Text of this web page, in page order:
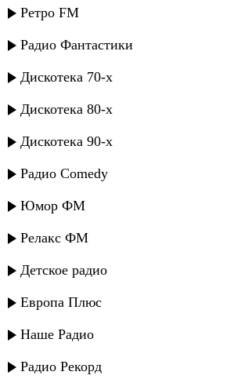
Ретро FM
Радио Фантастики
Дискотека 70-х
Дискотека 80-х
Дискотека 90-х
Радио Comedy
Юмор ФМ
Релакс ФМ
Детское радио
Европа Плюс
Наше Радио
Радио Рекорд
Сувар группа - Лезгинка ягъ гада
Гапцах группа - Милена
Тайфун группа - Зимний вечер
Мирес группа - Новая студентка
Сувар группа - Лезгинская песня
Сувар группа - Лезгинкадал илига